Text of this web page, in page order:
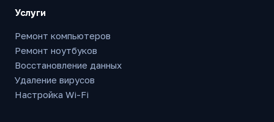
Услуги
Ремонт компьютеров
Ремонт ноутбуков
Восстановление данных
Удаление вирусов
Настройка Wi-Fi